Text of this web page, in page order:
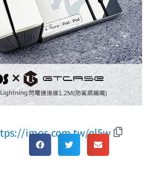
imos.com.tw/ql5w